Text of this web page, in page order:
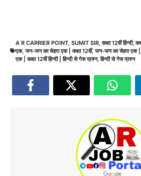
A R CARRIER POINT SUMIT SIR ,कक्षा 12वीं हिन्दी,
एक,जन-जन का चेहरा एक | कक्षा 12वीं,जन-जन का चेहरा एक |
एक | कक्षा 12वीं हिन्दी | हिन्दी से गेस प्रश्न,हिन्दी से गेस प्रश्न